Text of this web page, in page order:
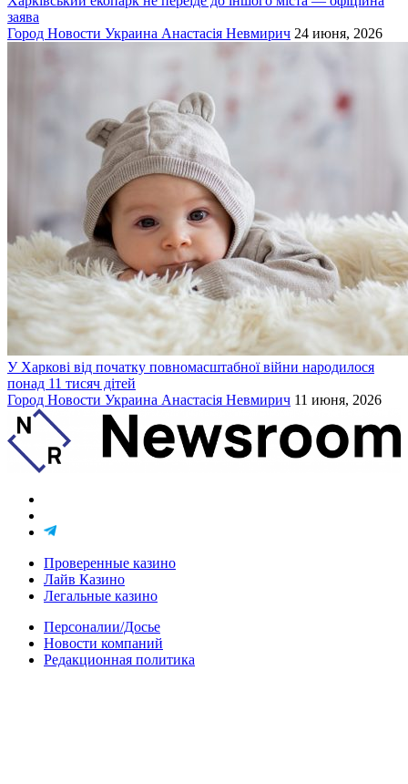
заява
Город Новости Украина Анастасія Невмирич 24 июня, 2026
У Харкові від початку повномасштабної війни народилося
понад 11 тисяч дітей
Город Новости Украина Анастасія Невмирич 11 июня, 2026
Проверенные казино
Лайв Казино
Легальные казино
Персоналии/Досье
Новости компаний
Редакционная политика